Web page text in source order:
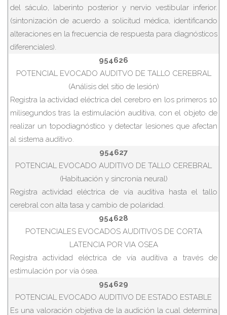
del sáculo, laberinto posterior y nervio vestibular inferior.
(sintonización de acuerdo a solicitud médica, identificando
alteraciones en la frecuencia de respuesta para diagnósticos
diferenciales).
954626
POTENCIAL EVOCADO AUDITVO DE TALLO CEREBRAL
(Análisis del sitio de lesión)
Registra la actividad eléctrica del cerebro en los primeros 10
milisegundos tras la estimulación auditiva, con el objeto de
realizar un topodiagnóstico y detectar lesiones que afectan
al sistema auditivo.
954627
POTENCIAL EVOCADO AUDITIVO DE TALLO CEREBRAL
(Habituación y sincronía neural)
Registra actividad eléctrica de vía auditiva hasta el tallo
cerebral con alta tasa y cambio de polaridad.
954628
POTENCIALES EVOCADOS AUDITIVOS DE CORTA
LATENCIA POR VIA OSEA
Registra actividad eléctrica de vía auditiva a través de
estimulación por vía ósea.
954629
POTENCIAL EVOCADO AUDITIVO DE ESTADO ESTABLE
Es una valoración objetiva de la audición la cual determina